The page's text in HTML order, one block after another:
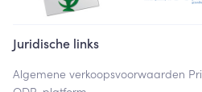
Juridische links
Algemene verkoopsvoorwaarden